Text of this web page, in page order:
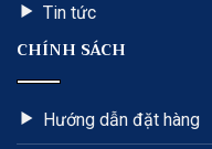
Tin tức
CHÍNH SÁCH
Hướng dẫn đặt hàng